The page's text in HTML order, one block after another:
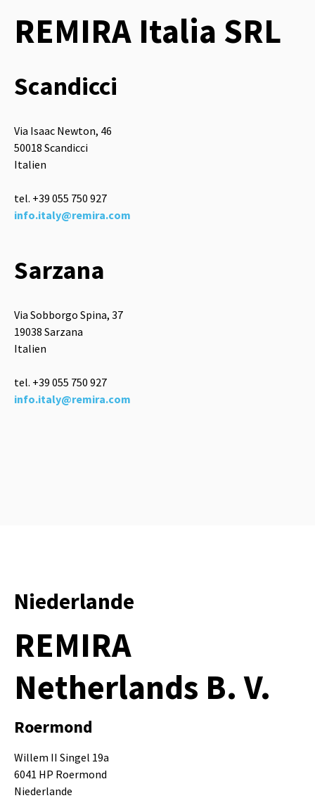
REMIRA Italia SRL
Scandicci
Via Isaac Newton, 46
50018 Scandicci
Italien
tel. +39 055 750 927
info.italy@remira.com
Sarzana
Via Sobborgo Spina, 37
19038 Sarzana
Italien
tel. +39 055 750 927
info.italy@remira.com
Niederlande
REMIRA
Netherlands B. V.
Roermond
Willem II Singel 19a
6041 HP Roermond
Niederlande